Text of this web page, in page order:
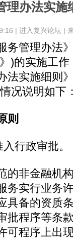
理办法实施
| 进入复兴论坛|
管理办法
)的实施工
法实施细则
况说明如下
则
行政审批。
非金融机
务实行业务
具备的资质
批程序等条
可程序上出